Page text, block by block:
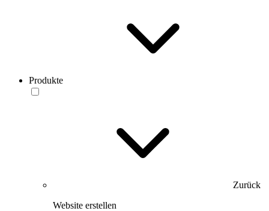
Produkte
Zurück
Website erstellen